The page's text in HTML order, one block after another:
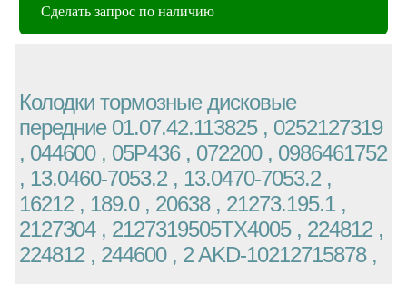
Сделать запрос по наличию
Колодки тормозные дисковые
передние 01.07.42.113825 , 0252127319
, 044600 , 05P436 , 072200 , 0986461752
, 13.0460-7053.2 , 13.0470-7053.2 ,
16212 , 189.0 , 20638 , 21273.195.1 ,
2127304 , 2127319505TX4005 , 224812 ,
224812 , 244600 , 2 AKD-10212715878 ,